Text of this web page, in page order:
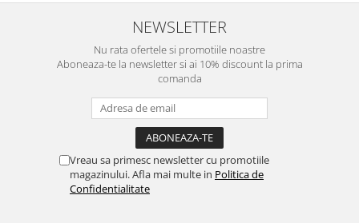
NEWSLETTER
Nu rata ofertele si promotiile noastre
Aboneaza-te la newsletter si ai 10% discount la prima
comanda
Vreau sa primesc newsletter cu promotiile
magazinului. Afla mai multe in Politica de
Confidentialitate